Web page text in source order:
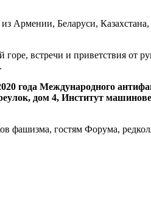
Армении, Беларуси,
встречи и приветствия от
года Международного
дом 4, Институт
гостям Форума,